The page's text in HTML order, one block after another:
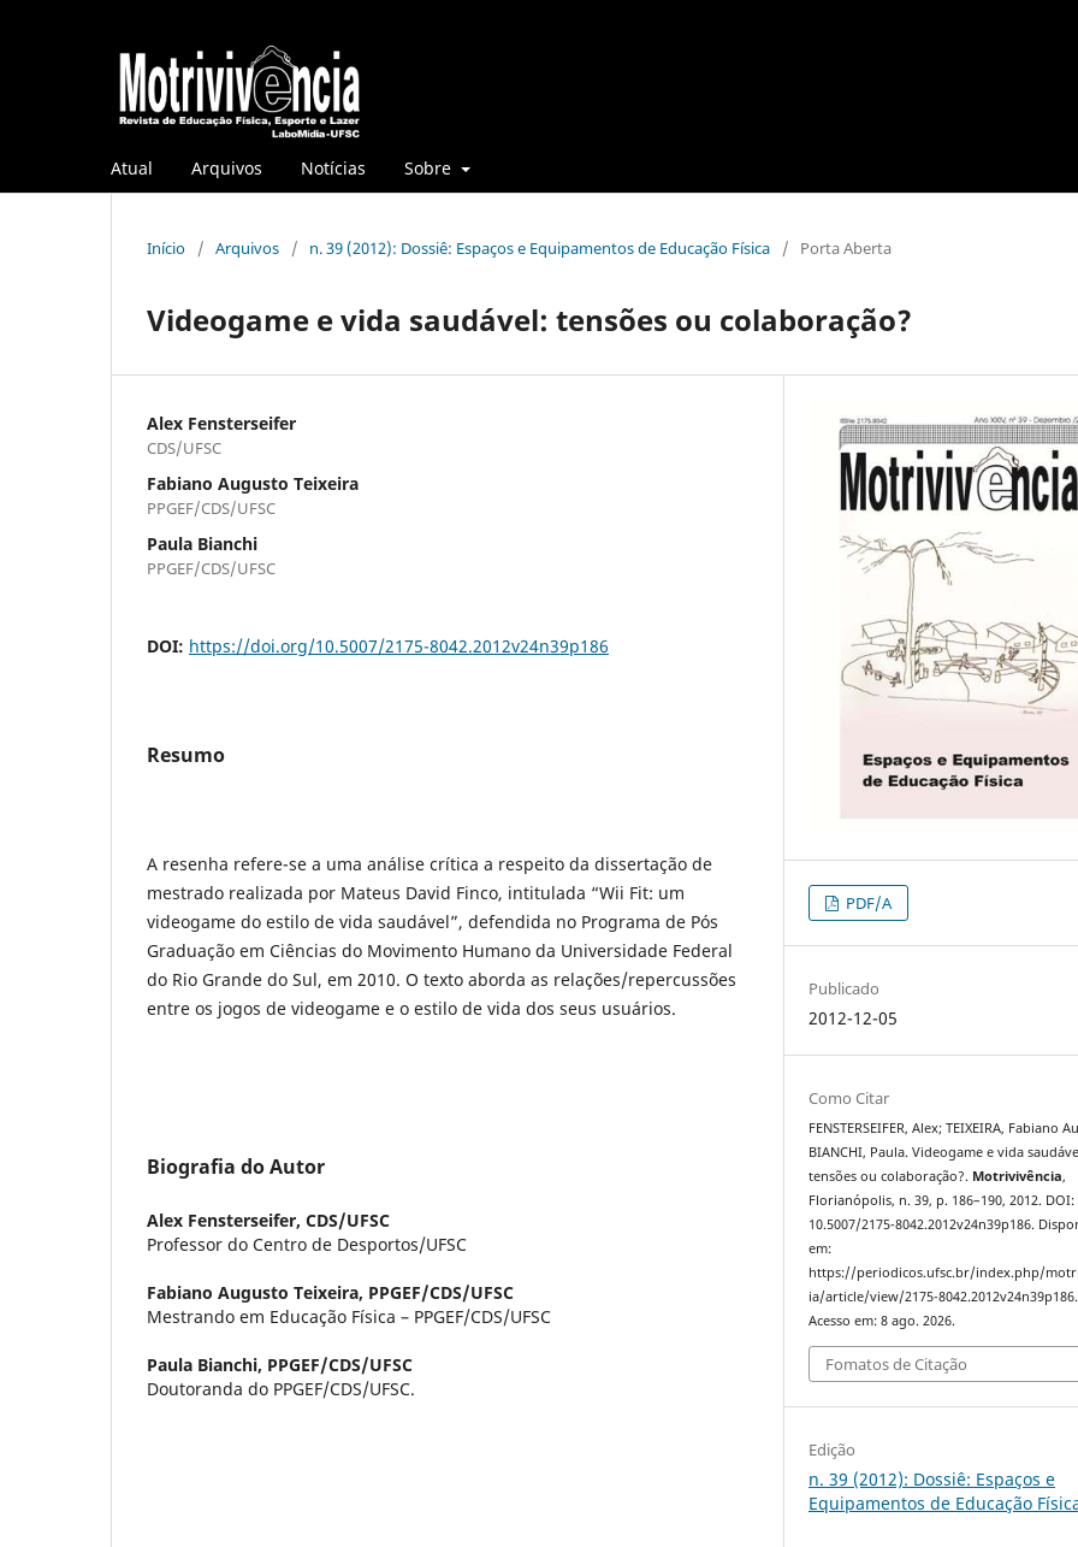
Atual Arquivos Notícias Sobre
Início / Arquivos / n. 39 (2012): Dossiê: Espaços e Equipamentos de Educação Física / Porta Aberta
Videogame e vida saudável: tensões ou colaboração?
Alex Fensterseifer
CDS/UFSC
Fabiano Augusto Teixeira
PPGEF/CDS/UFSC
Paula Bianchi
PPGEF/CDS/UFSC
DOI: https://doi.org/10.5007/2175-8042.2012v24n39p186
Resumo
A resenha refere-se a uma análise crítica a respeito da dissertação de
mestrado realizada por Mateus David Finco, intitulada “Wii Fit: um
videogame do estilo de vida saudável”, defendida no Programa de Pós
Graduação em Ciências do Movimento Humano da Universidade Federal
do Rio Grande do Sul, em 2010. O texto aborda as relações/repercussões
entre os jogos de videogame e o estilo de vida dos seus usuários.
Biografia do Autor
Alex Fensterseifer, CDS/UFSC
Professor do Centro de Desportos/UFSC
Fabiano Augusto Teixeira, PPGEF/CDS/UFSC
Mestrando em Educação Física – PPGEF/CDS/UFSC
Paula Bianchi, PPGEF/CDS/UFSC
Doutoranda do PPGEF/CDS/UFSC.
PDF/A
Publicado
2012-12-05
Como Citar
FENSTERSEIFER, Alex; TEIXEIRA, Fabiano
BIANCHI, Paula. Videogame e vida
tensões ou colaboração?. Motrivivência,
Florianópolis, n. 39, p. 186–190, 2012. DOI:
10.5007/2175-8042.2012v24n39p186.
em:
https://periodicos.ufsc.br/index.php/
ia/article/view/2175-8042.2012v24n39p186.
Acesso em: 8 ago. 2026.
Fomatos de Citação
Edição
n. 39 (2012): Dossiê: Espaços e
Equipamentos de Educação